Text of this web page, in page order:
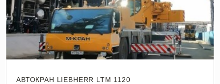
АВТОКРАН LIEBHERR LTM 1120